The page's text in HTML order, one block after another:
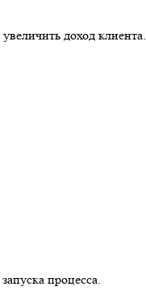
доход клиента.
процесса.